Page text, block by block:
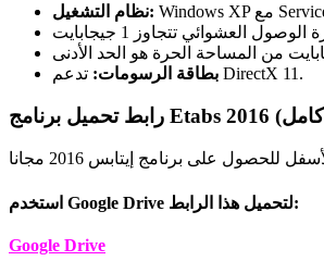
نظام التشغيل:
بطاقة الرسومات: تدعم DirectX 11.
استخدم Google Drive لتحميل هذا الرابط:
Google Drive